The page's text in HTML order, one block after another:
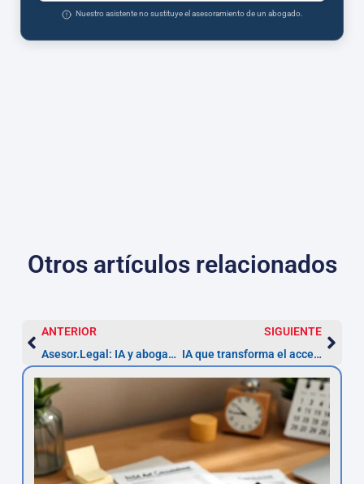
Nuestro asistente no sustituye el asesoramiento de un abogado.
Otros artículos relacionados
ANTERIOR
Asesor.Legal: IA y abogados a tu alcance
SIGUIENTE
IA que transforma el acceso a abogados en España